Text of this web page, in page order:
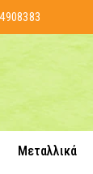
Μεταλλικά